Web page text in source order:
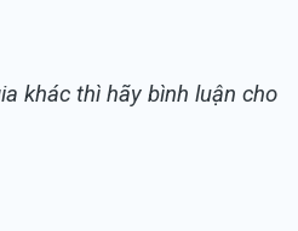
khác thì hãy bình luận cho